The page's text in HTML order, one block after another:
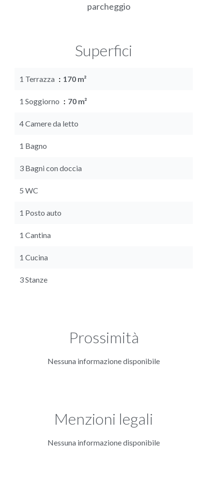
parcheggio
Superfici
1 Terrazza 170 m²
1 Soggiorno 70 m²
4 Camere da letto
1 Bagno
3 Bagni con doccia
5 WC
1 Posto auto
1 Cantina
1 Cucina
3 Stanze
Prossimità
Nessuna informazione disponibile
Menzioni legali
Nessuna informazione disponibile